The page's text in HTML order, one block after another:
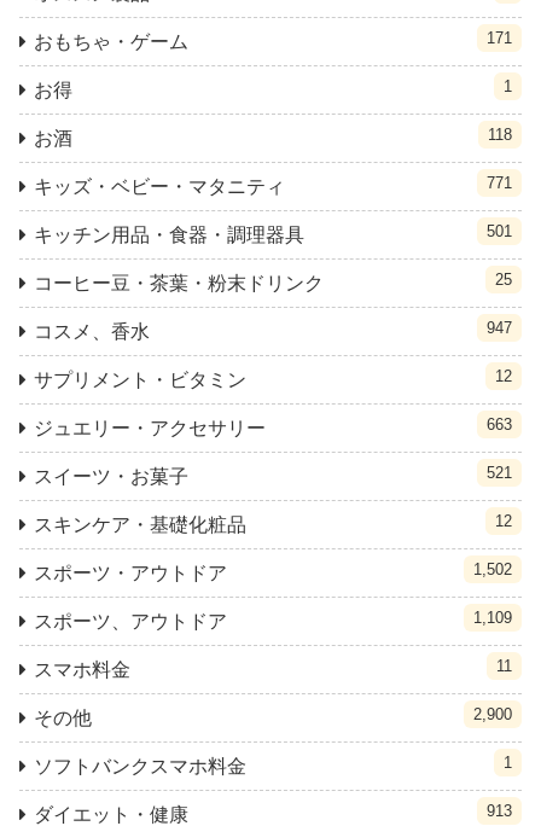
おもちゃ・ゲーム 171
お得 1
お酒 118
キッズ・ベビー・マタニティ 771
キッチン用品・食器・調理器具 501
コーヒー豆・茶葉・粉末ドリンク 25
コスメ、香水 947
サプリメント・ビタミン 12
ジュエリー・アクセサリー 663
スイーツ・お菓子 521
スキンケア・基礎化粧品 12
スポーツ・アウトドア 1,502
スポーツ、アウトドア 1,109
スマホ料金 11
その他 2,900
ソフトバンクスマホ料金 1
ダイエット・健康 913